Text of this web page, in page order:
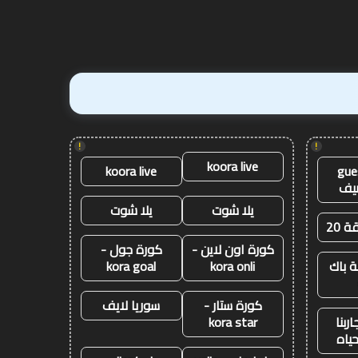
!
20
باك
!
koora live
koora live
يلا شوت
يلا شوت
كورة اون لاين -
kora onli
كورة جول -
kora goal
كورة ستار -
kora star
سوريا لايف